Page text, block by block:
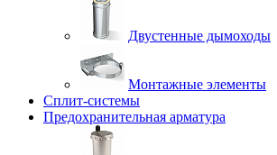
Двустенные дымоходы
Монтажные элементы
Сплит-системы
Предохранительная арматура